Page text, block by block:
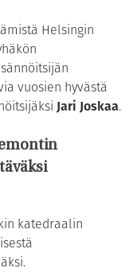
Helsingin
vuosien hyvästä
Jari Joskaa.
katedraalin